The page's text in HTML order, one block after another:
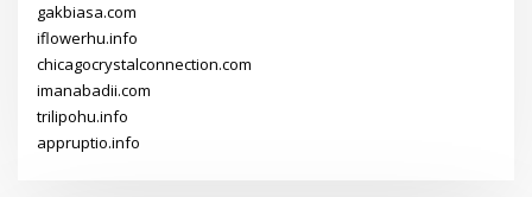
gakbiasa.com
iflowerhu.info
chicagocrystalconnection.com
imanabadii.com
trilipohu.info
appruptio.info